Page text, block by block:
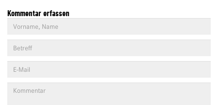
Kommentar erfassen